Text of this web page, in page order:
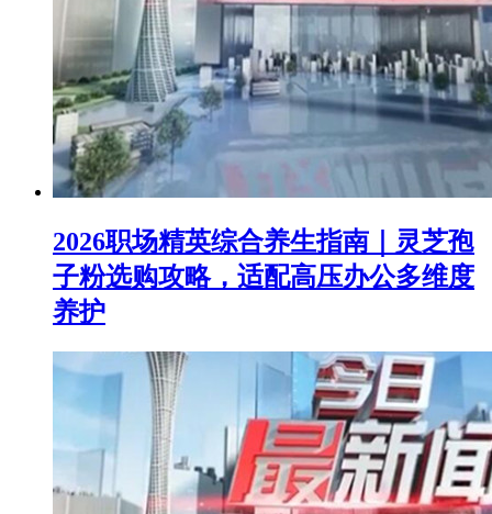
2026职场精英综合养生指南｜灵芝孢
子粉选购攻略，适配高压办公多维度
养护